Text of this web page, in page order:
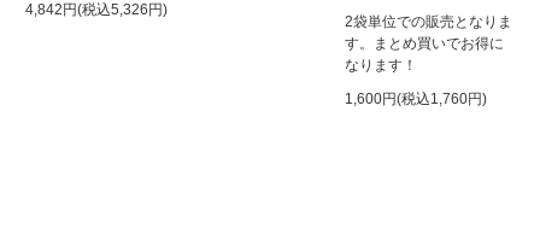
4,842円(税込5,326円)
2袋単位での販売となりま
す。まとめ買いでお得に
なります！
1,600円(税込1,760円)